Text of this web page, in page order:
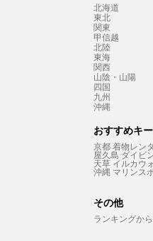
北海道
東北
関東
甲信越
北陸
東海
関西
山陰・山陽
四国
九州
沖縄
おすすめキ
京都 着物レン
屋久島 ダイビ
天草 イルカウ
沖縄 マリンス
その他
ランキングか